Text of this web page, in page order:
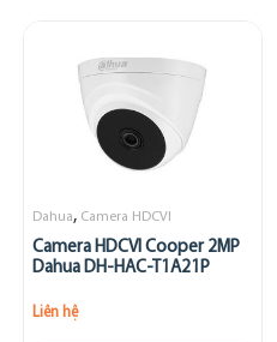
Dahua, Camera HDCVI
Camera HDCVI Cooper 2MP
Dahua DH-HAC-T1A21P
Liên hệ